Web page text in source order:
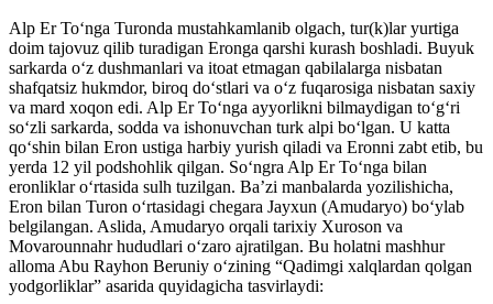
Alp Er To‘nga Turonda mustahkamlanib olgach, tur(k)lar yurtiga
doim tajovuz qilib turadigan Eronga qarshi kurash boshladi. Buyuk
sarkarda o‘z dushmanlari va itoat etmagan qabilalarga nisbatan
shafqatsiz hukmdor, biroq do‘stlari va o‘z fuqarosiga nisbatan saxiy
va mard xoqon edi. Alp Er To‘nga ayyorlikni bilmaydigan to‘g‘ri
so‘zli sarkarda, sodda va ishonuvchan turk alpi bo‘lgan. U katta
qo‘shin bilan Eron ustiga harbiy yurish qiladi va Eronni zabt etib, bu
yerda 12 yil podshohlik qilgan. So‘ngra Alp Er To‘nga bilan
eronliklar o‘rtasida sulh tuzilgan. Ba’zi manbalarda yozilishicha,
Eron bilan Turon o‘rtasidagi chegara Jayxun (Amudaryo) bo‘ylab
belgilangan. Aslida, Amudaryo orqali tarixiy Xuroson va
Movarounnahr hududlari o‘zaro ajratilgan. Bu holatni mashhur
alloma Abu Rayhon Beruniy o‘zining “Qadimgi xalqlardan qolgan
yodgorliklar” asarida quyidagicha tasvirlaydi: